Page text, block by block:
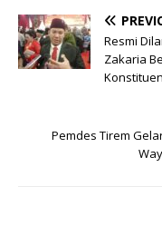
Resmi
Zakaria
Pemdes Tirem